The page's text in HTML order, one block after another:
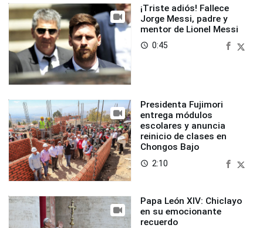
¡Triste adiós! Fallece
Jorge Messi, padre y
mentor de Lionel Messi
access_time 0:45
Presidenta Fujimori
entrega módulos
escolares y anuncia
reinicio de clases en
Chongos Bajo
access_time 2:10
Papa León XIV: Chiclayo
en su emocionante
recuerdo